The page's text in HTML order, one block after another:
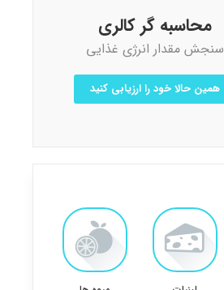
محاسبه گر کالری
سنجش مقدار انرژی غذایی
همین حالا خود را ارزیابی کنید